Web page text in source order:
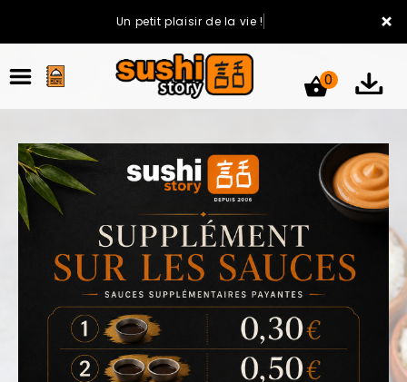
×
Un petit plaisir de la vie !
ACCUEIL
LA CARTE
VOTRE COMPTE
0